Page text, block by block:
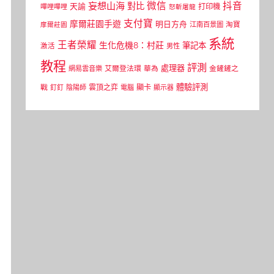
嗶哩嗶哩 天諭 妄想山海 對比 微信 怒斬屠龍 打印機 抖音
摩爾莊園 摩爾莊園手遊 支付寶 明日方舟 江南百景圖 淘寶
激活 王者榮耀 生化危機8：村莊 男性 筆記本 系統
教程 網易雲音樂 艾爾登法環 華為 處理器 評測 金鏟鏟之
戰 釘釘 陰陽師 雲頂之弈 電腦 顯卡 顯示器 體驗評測